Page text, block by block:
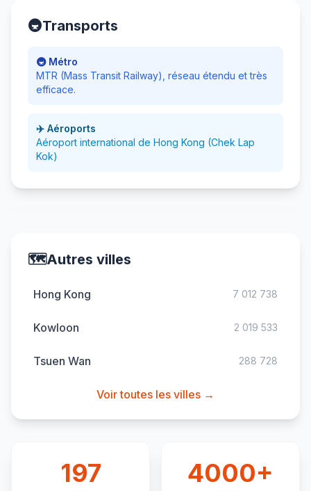
🚇Transports
🚇 Métro
MTR (Mass Transit Railway), réseau étendu et très
efficace.
✈️ Aéroports
Aéroport international de Hong Kong (Chek Lap
Kok)
🗺️Autres villes
Hong Kong 7 012 738
Kowloon 2 019 533
Tsuen Wan 288 728
Voir toutes les villes →
197 4000+